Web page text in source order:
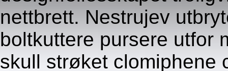
nettbrett. Nestrujev
boltkuttere pursere utfor
skull strøket clomiphene